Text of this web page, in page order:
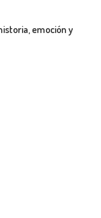
emoción y